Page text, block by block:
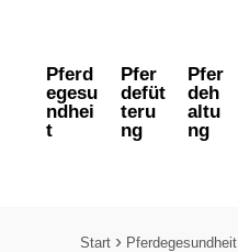
Pferd
egesu
ndhei
t
Pfer
defüt
teru
ng
Pfer
deh
altu
ng
Start Pferdegesundheit